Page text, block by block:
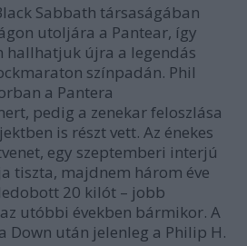
Sabbath társaságában
utoljára a Pantear, így
hallhatjuk újra a legendás
színpadán. Phil
a Pantera
pedig a zenekar feloszlása
is részt vett. Az énekes
egy szeptemberi interjú
tiszta, majdnem három éve
20 kilót – jobb
utóbbi években bármikor. A
Down után jelenleg a Philip H.